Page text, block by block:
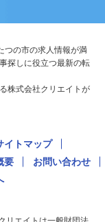
つの市の求人情報が満
探しに役立つ最新の転
株式会社クリエイトが
イトマップ
要
お問い合わせ